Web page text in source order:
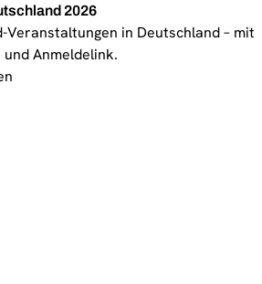
2026
Veranstaltungen in Deutschland – mit
Anmeldelink.